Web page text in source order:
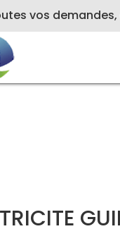
vos